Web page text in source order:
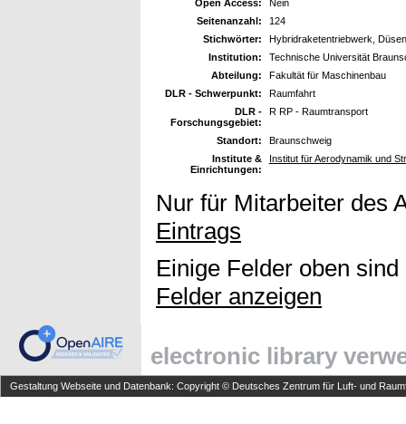
Open Access:
Nein
Seitenanzahl:
124
Stichwörter:
Hybridraketentriebwerk,
Institution:
Technische Universität
Abteilung:
Fakultät für Maschinenbau
DLR - Schwerpunkt:
Raumfahrt
DLR -
Forschungsgebiet:
R RP - Raumtransport
Standort:
Braunschweig
Institute &
Einrichtungen:
Institut für Aerodynamik und
Nur für Mitarbeiter des
Eintrags
Einige Felder oben
Felder anzeigen
electronic library
Gestaltung Webseite und Datenbank: Copyright © Deutsches Zentrum für Luft- und